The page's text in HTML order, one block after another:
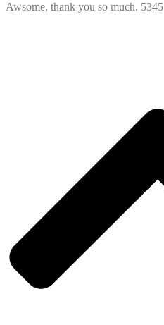
Awsome, thank you so much. 5345